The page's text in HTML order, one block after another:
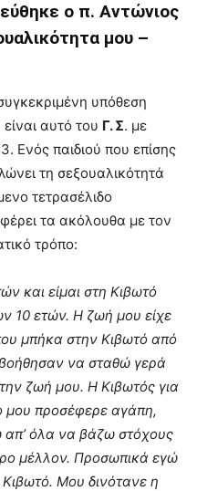
ο π. Αντώνιος
μου –
υπόθεση
αυτό του Γ. Σ. με
Ενός παιδιού που επίσης
τη σεξουαλικότητά
τετρασέλιδο
τα ακόλουθα με τον
τρόπο:
και είμαι στη Κιβωτό
10 ετών. Η ζωή μου είχε
μπήκα στην Κιβωτό από
να σταθώ γερά
ζωή μου. Η Κιβωτός για
μου προσέφερε αγάπη,
όλα να βάζω στόχους
μέλλον. Προσωπικά εγώ
Μου δινότανε η